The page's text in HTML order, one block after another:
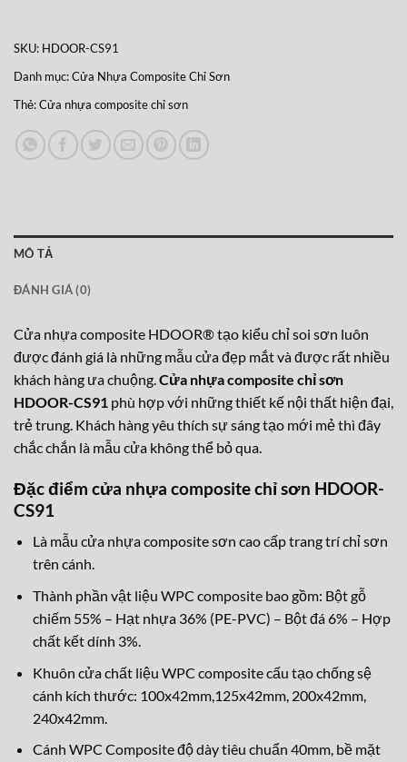
SKU: HDOOR-CS91
Danh mục:Cửa Nhựa Composite Chỉ Sơn
Thẻ:Cửa nhựa composite chỉ sơn
MÔ TẢ
ĐÁNH GIÁ (0)
Cửa nhựa composite HDOOR® tạo kiểu chỉ soi sơn luôn
được đánh giá là những mẫu cửa đẹp mắt và được rất nhiều
khách hàng ưa chuộng.Cửa nhựa composite chỉ sơn
HDOOR-CS91 phù hợp với những thiết kế nội thất hiện đại,
trẻ trung. Khách hàng yêu thích sự sáng tạo mới mẻ thì đây
chắc chắn là mẫu cửa không thể bỏ qua.
Đặc điểm cửa nhựa composite chỉ sơn HDOOR-
CS91
Là mẫu cửa nhựa composite sơn cao cấp trang trí chỉ sơn
trên cánh.
Thành phần vật liệu WPC composite bao gồm: Bột gỗ
chiếm 55% – Hạt nhựa 36% (PE-PVC) – Bột đá 6% – Hợp
chất kết dính 3%.
Khuôn cửa chất liệu WPC composite cấu tạo chống sệ
cánh kích thước: 100x42mm,125x42mm, 200x42mm,
240x42mm.
Cánh WPC Composite độ dày tiêu chuẩn 40mm, bề mặt